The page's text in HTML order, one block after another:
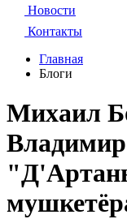
Новости
Контакты
Главная
Блоги
Михаил